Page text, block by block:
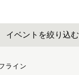
イベントを絞り込む
ライン